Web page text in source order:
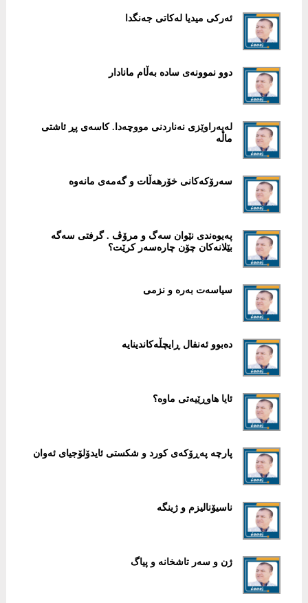
ئەرکی میدیا لەکاتی جەنگدا
دوو نموونەی سادە بەڵام مانادار
لەپەراوێزی نەناردنی مووچەدا. کاسەی پڕ ئاشتی
ماڵە
سەرۆکەکانی خۆرهەڵات و گەمەی مانەوە
پەیوەندی نێوان سەگ و مرۆڤ . گرفتی سەگە
بێلانەکان چۆن چارەسەر کرێت؟
سیاسەت بەرە و نزمی
دەبوو ئەنفال ڕایچڵەکاندینایە
ئایا هاوڕێیەتی ماوە؟
پارچە پەڕۆکەی کورد و شکستی ئایدۆلۆجیای ئەوان
ناسیۆنالیزم و ژینگە
ژن و سەر تاشخانە و پیاگ